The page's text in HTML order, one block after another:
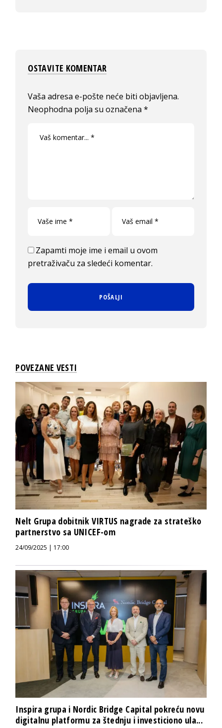
OSTAVITE KOMENTAR
Vaša adresa e-pošte neće biti objavljena.
Neophodna polja su označena*
Zapamti moje ime i email u ovom
pretraživaču za sledeći komentar.
POVEZANE VESTI
Nelt Grupa dobitnik VIRTUS nagrade za strateško
partnerstvo sa UNICEF-om
24/09/2025 | 17:00
Inspira grupa i Nordic Bridge Capital pokreću novu
digitalnu platformu za štednju i investiciono ula...